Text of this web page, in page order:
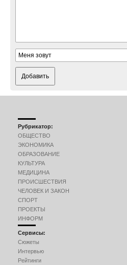
Добавить
Рубрикатор:
ОБЩЕСТВО
ЭКОНОМИКА
ОБРАЗОВАНИЕ
КУЛЬТУРА
МЕДИЦИНА
ПРОИСШЕСТВИЯ
ЧЕЛОВЕК И ЗАКОН
СПОРТ
ПРОЕКТЫ
ИНФОРМ
Сервисы:
Сюжеты
Интервью
Рейтинги